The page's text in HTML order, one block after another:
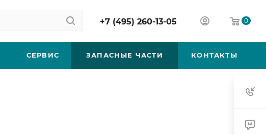
+7 (495) 260-13-05 0
СЕРВИС ЗАПАСНЫЕ ЧАСТИ КОНТАКТЫ